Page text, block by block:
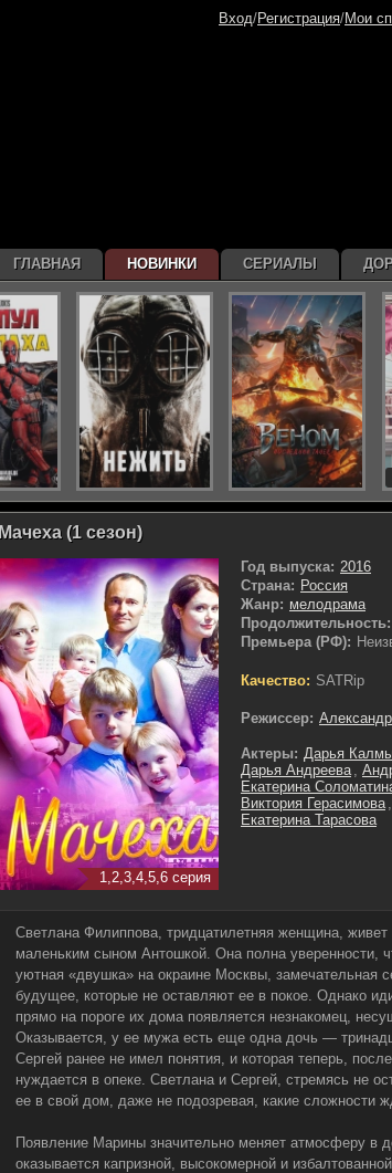
Мачеха (1 сезон)
1,2,3,4,5,6 серия
Год выпуска: 2016
Страна: Россия
Жанр: мелодрама
Продолжительность:
Премьера (РФ):
Качество: SATRip
Режиссер:
Актеры: Дарья
Дарья Андреева ,
Екатерина
Виктория Герасимова ,
Екатерина Тарасова
Светлана Филиппова, тридцатилетняя женщина,
маленьким сыном Антошкой. Она полна уверенности,
уютная «двушка» на окраине Москвы, замечательная
будущее, которые не оставляют ее в покое. Однако
прямо на пороге их дома появляется незнакомец,
Оказывается, у ее мужа есть еще одна дочь —
Сергей ранее не имел понятия, и которая теперь,
нуждается в опеке. Светлана и Сергей, стремясь не
ее в свой дом, даже не подозревая, какие сложности
Появление Марины значительно меняет атмосферу в
оказывается капризной, высокомерной и
ГЛАВНАЯ НОВИНКИ СЕРИАЛЫ
Вход/Регистрация/Мои